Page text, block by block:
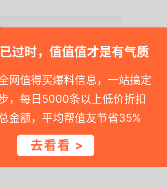
过时，值值值才是有气质
网值得买爆料信息，一站搞定
，每日5000条以上低价折扣
金额，平均帮值友节省35%
去看看 >
>
为拼接设计，十分的个性，时髦感很